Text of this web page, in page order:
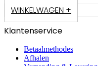
WINKELWAGEN +
Klantenservice
Betaalmethodes
Afhalen